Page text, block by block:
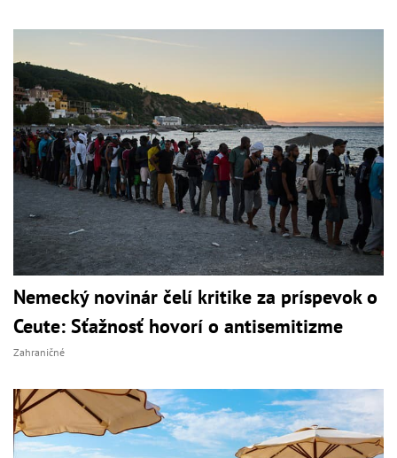
Nemecký novinár čelí kritike za príspevok o
Ceute: Sťažnosť hovorí o antisemitizme
Zahraničné